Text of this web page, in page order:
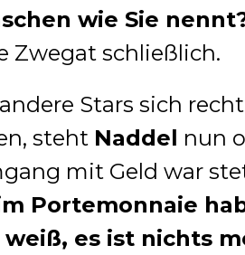
wie Sie
Zwegat schließlich.
Stars sich
steht Naddel nun
mit Geld war
Portemonnaie
es ist nichts